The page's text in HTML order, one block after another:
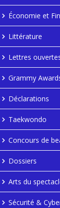
Économie et
Littérature
Lettres
Grammy
Déclarations
Taekwondo
Concours de
Dossiers
Arts du
Sécurité &